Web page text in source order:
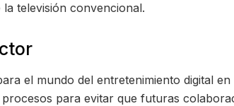
televisión convencional.
el mundo del entretenimiento digital
para evitar que futuras